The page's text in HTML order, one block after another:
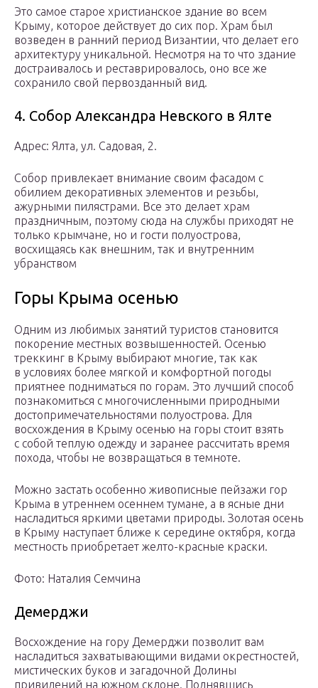
Это самое старое христианское здание во всем
Крыму, которое действует до сих пор. Храм был
возведен в ранний период Византии, что делает его
архитектуру уникальной. Несмотря на то что здание
достраивалось и реставрировалось, оно все же
сохранило свой первозданный вид.
4. Собор Александра Невского в Ялте
Адрес: Ялта, ул. Садовая, 2.
Собор привлекает внимание своим фасадом с
обилием декоративных элементов и резьбы,
ажурными пилястрами. Все это делает храм
праздничным, поэтому сюда на службы приходят не
только крымчане, но и гости полуострова,
восхищаясь как внешним, так и внутренним
убранством
Горы Крыма осенью
Одним из любимых занятий туристов становится
покорение местных возвышенностей. Осенью
треккинг в Крыму выбирают многие, так как
в условиях более мягкой и комфортной погоды
приятнее подниматься по горам. Это лучший способ
познакомиться с многочисленными природными
достопримечательностями полуострова. Для
восхождения в Крыму осенью на горы стоит взять
с собой теплую одежду и заранее рассчитать время
похода, чтобы не возвращаться в темноте.
Можно застать особенно живописные пейзажи гор
Крыма в утреннем осеннем тумане, а в ясные дни
насладиться яркими цветами природы. Золотая осень
в Крыму наступает ближе к середине октября, когда
местность приобретает желто-красные краски.
Фото: Наталия Семчина
Демерджи
Восхождение на гору Демерджи позволит вам
насладиться захватывающими видами окрестностей,
мистических буков и загадочной Долины
привидений на южном склоне. Поднявшись